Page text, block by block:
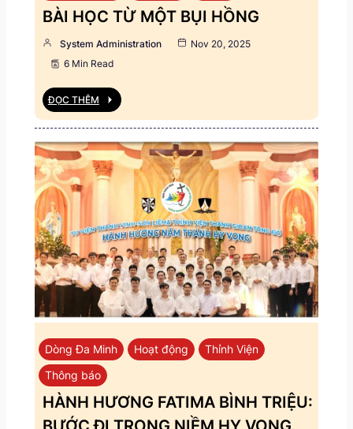
BÀI HỌC TỪ MỘT BỤI HỒNG
System Administration
Nov 20, 2025
6 Min Read
ĐỌC THÊM
Dòng Đa Minh Hoạt động
Thỉnh Viện
Thông báo
HÀNH HƯƠNG FATIMA BÌNH TRIỆU: